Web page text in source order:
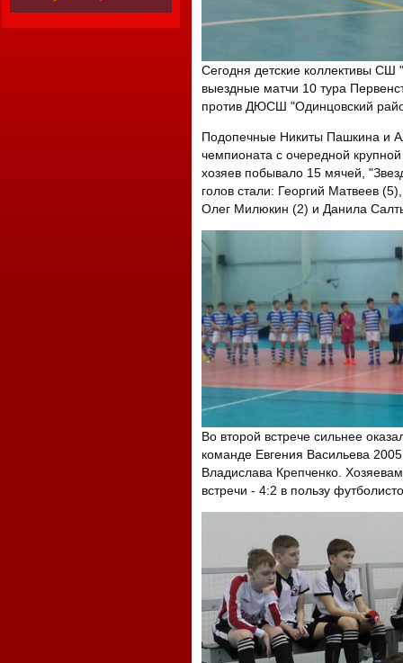
Сегодня детские коллективы
выездные матчи 10 тура
против ДЮСШ "Одинцовский
Подопечные Никиты Пашкина и
чемпионата с очередной
хозяев побывало 15 мячей,
голов стали: Георгий Матвеев
Олег Милюкин (2) и Данила
Во второй встрече сильнее
команде Евгения Васильева
Владислава Крепченко.
встречи - 4:2 в пользу